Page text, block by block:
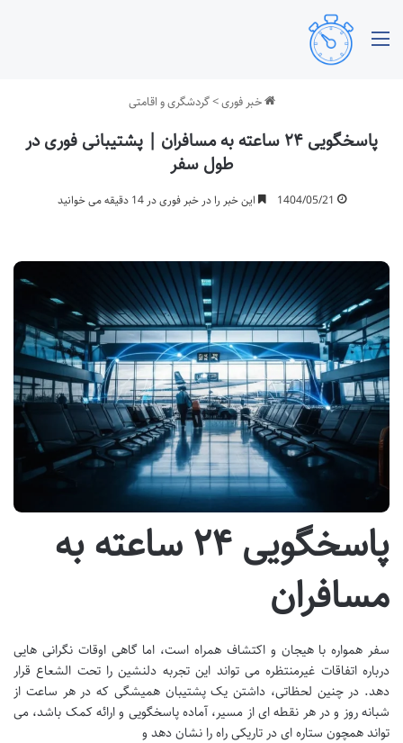
خبر فوری>گردشگری و اقامتی
پاسخگویی ۲۴ ساعته به مسافران | پشتیبانی فوری در
طول سفر
1404/05/21 این خبر را در خبر فوری در 14 دقیقه می خوانید
پاسخگویی ۲۴ ساعته به
مسافران
سفر همواره با هیجان و اکتشاف همراه است، اما گاهی اوقات نگرانی هایی
درباره اتفاقات غیرمنتظره می تواند این تجربه دلنشین را تحت الشعاع قرار
دهد. در چنین لحظاتی، داشتن یک پشتیبان همیشگی که در هر ساعت از
شبانه روز و در هر نقطه ای از مسیر، آماده پاسخگویی و ارائه کمک باشد، می
تواند همچون ستاره ای در تاریکی راه را نشان دهد و